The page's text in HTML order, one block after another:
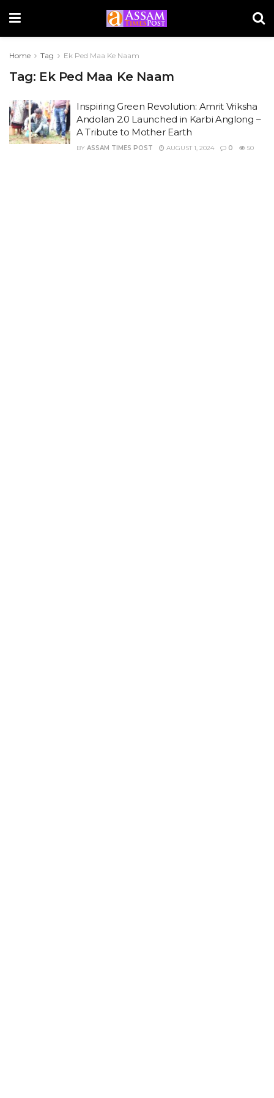
Home Tag Ek Ped Maa Ke Naam
Tag: Ek Ped Maa Ke Naam
Inspiring Green Revolution: Amrit Vriksha
Andolan 2.0 Launched in Karbi Anglong –
A Tribute to Mother Earth
BY ASSAM TIMES POST AUGUST 1, 2024 0 50